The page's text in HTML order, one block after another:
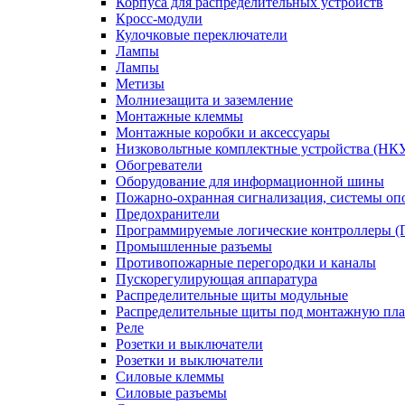
Кросс-модули
Кулочковые переключатели
Лампы
Лампы
Метизы
Молниезащита и заземление
Монтажные клеммы
Монтажные коробки и аксессуары
Низковольтные комплектные устройства
Обогреватели
Оборудование для информационной шины
Пожарно-охранная сигнализация, системы
Предохранители
Программируемые логические контроллеры
Промышленные разъемы
Противопожарные перегородки и каналы
Пускорегулирующая аппаратура
Распределительные щиты модульные
Распределительные щиты под монтажную
Реле
Розетки и выключатели
Розетки и выключатели
Силовые клеммы
Силовые разъемы